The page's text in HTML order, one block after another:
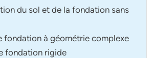
du sol et de la fondation sans
fondation à géométrie complexe
fondation rigide